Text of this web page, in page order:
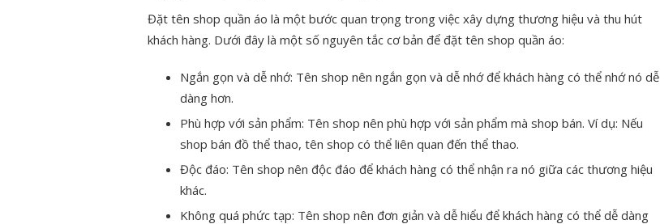
Đặt tên shop quần áo là một bước quan trọng trong việc xây dựng thương hiệu và thu hút
khách hàng. Dưới đây là một số nguyên tắc cơ bản để đặt tên shop quần áo:
Ngắn gọn và dễ nhớ: Tên shop nên ngắn gọn và dễ nhớ để khách hàng có thể nhớ nó dễ
dàng hơn.
Phù hợp với sản phẩm: Tên shop nên phù hợp với sản phẩm mà shop bán. Ví dụ: Nếu
shop bán đồ thể thao, tên shop có thể liên quan đến thể thao.
Độc đáo: Tên shop nên độc đáo để khách hàng có thể nhận ra nó giữa các thương hiệu
khác.
Không quá phức tạp: Tên shop nên đơn giản và dễ hiểu để khách hàng có thể dễ dàng